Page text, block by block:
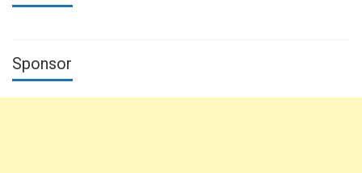
Sponsor